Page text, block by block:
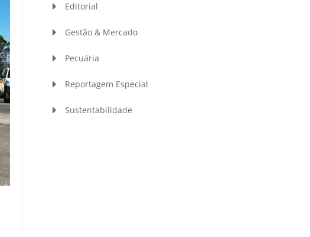
Editorial
Gestão & Mercado
Pecuária
Reportagem Especial
Sustentabilidade